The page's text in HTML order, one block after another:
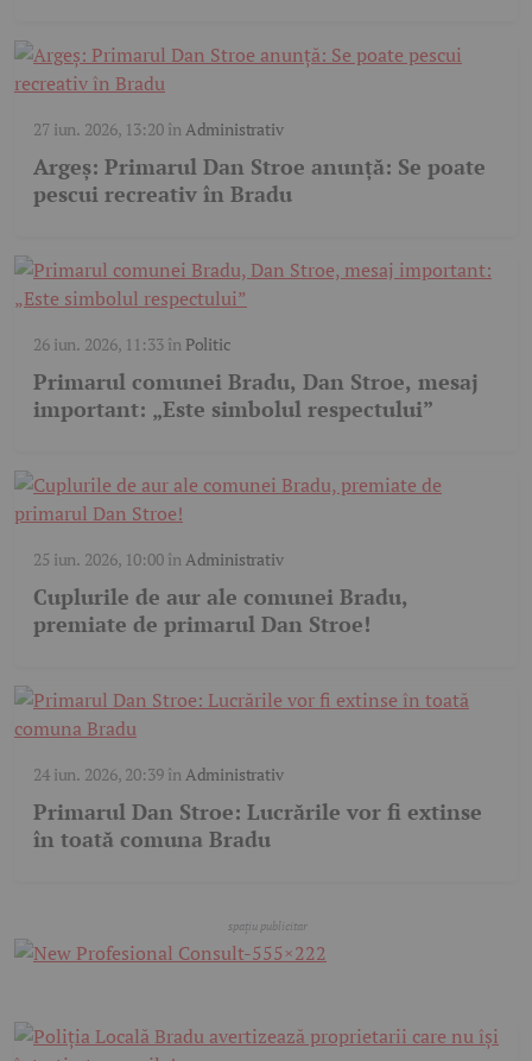
27 iun. 2026, 13:20înAdministrativ
Argeş: Primarul Dan Stroe anunță: Se poate
pescui recreativ în Bradu
26 iun. 2026, 11:33în Politic
Primarul comunei Bradu, Dan Stroe, mesaj
important: „Este simbolul respectului”
25 iun. 2026, 10:00înAdministrativ
Cuplurile de aur ale comunei Bradu,
premiate de primarul Dan Stroe!
24 iun. 2026, 20:39înAdministrativ
Primarul Dan Stroe: Lucrările vor fi extinse
în toată comuna Bradu